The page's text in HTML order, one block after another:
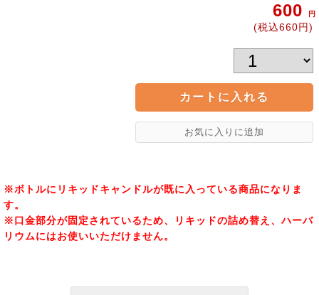
600 円
(税込660円)
※ボトルにリキッドキャンドルが既に入っている商品になりま
す。
※口金部分が固定されているため、リキッドの詰め替え、ハーバ
リウムにはお使いいただけません。